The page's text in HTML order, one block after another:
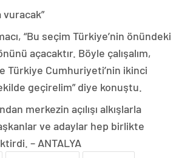
vuracak”
“Bu seçim Türkiye’nin önündeki
açacaktır. Böyle çalışalım,
Türkiye Cumhuriyeti’nin ikinci
geçirelim” diye konuştu.
merkezin açılışı alkışlarla
ve adaylar hep birlikte
– ANTALYA